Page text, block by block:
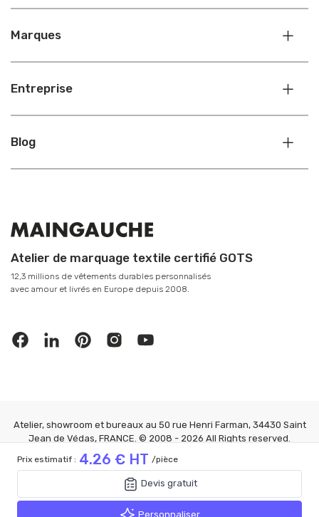
4.26 € HT /pièce
Devis gratuit
Prix estimatif : 4.26 € HT /pièce
Devis gratuit
Personnaliser
Marques
Entreprise
Blog
Atelier de marquage textile certifié GOTS
12,3 millions de vêtements durables personnalisés
avec amour et livrés en Europe depuis 2008.
Atelier, showroom et bureaux au 50 rue Henri Farman, 34430 Saint
Jean de Védas, FRANCE. © 2008 - 2026 All Rights reserved.
MAINGAUCHE®
Mention Légales|CGV|Confidentialité|FAQ|Gérer les cookies